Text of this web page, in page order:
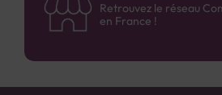
Retrouvez le réseau
en France !